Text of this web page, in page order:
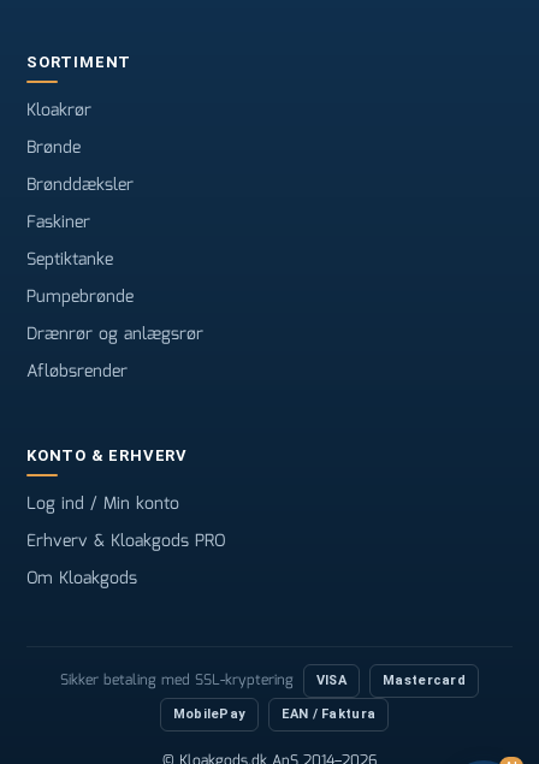
SORTIMENT
Kloakrør
Brønde
Brønddæksler
Faskiner
Septiktanke
Pumpebrønde
Drænrør og anlægsrør
Afløbsrender
KONTO & ERHVERV
Log ind / Min konto
Erhverv & Kloakgods PRO
Om Kloakgods
Sikker betaling med SSL-kryptering VISA Mastercard
MobilePay EAN / Faktura